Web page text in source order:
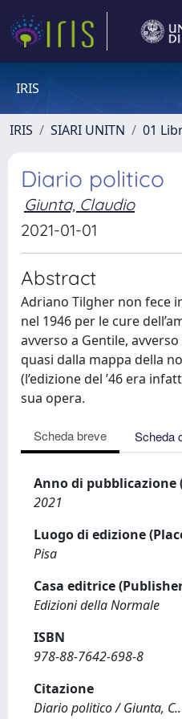
IRIS
IRIS SIARI UNITN 01
Diario politico
Giunta, Claudio
2021-01-01
Abstract
Adriano Tilgher non fece
nel 1946 per le cure
avverso a Gentile,
quasi dalla mappa della
(l’edizione del ’46 era
sua opera.
Scheda breve Scheda
Anno di
2021
Luogo di edizione
Pisa
Casa editrice
Edizioni della Normale
ISBN
978-88-7642-698-8
Citazione
Diario politico / Giunta, C..